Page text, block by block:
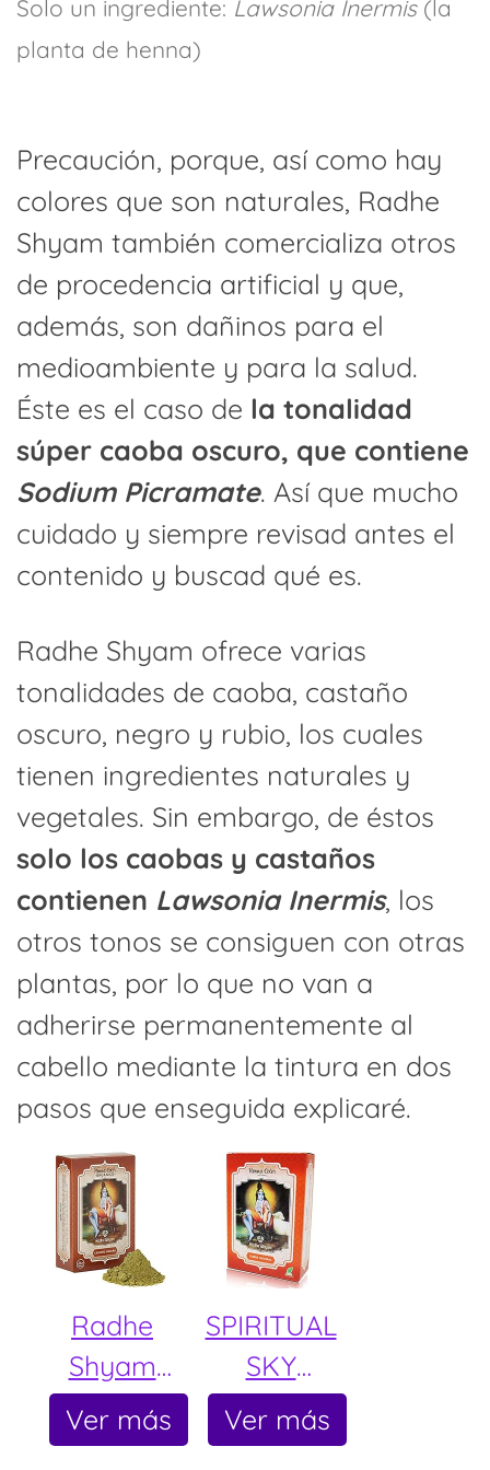
Solo un ingrediente: Lawsonia Inermis(la
planta de henna)
Precaución, porque, así como hay
colores que son naturales, Radhe
Shyam también comercializa otros
de procedencia artificial y que,
además, son dañinos para el
medioambiente y para la salud.
Éste es el caso de la tonalidad
súper caoba oscuro, que contiene
Sodium Picramate. Así que mucho
cuidado y siempre revisad antes el
contenido y buscad qué es.
Radhe Shyam ofrece varias
tonalidades de caoba, castaño
oscuro, negro y rubio, los cuales
tienen ingredientes naturales y
vegetales. Sin embargo, de éstos
solo los caobas y castaños
contienen Lawsonia Inermis, los
otros tonos se consiguen con otras
plantas, por lo que no van a
adherirse permanentemente al
cabello mediante la tintura en dos
pasos que enseguida explicaré.
Radhe
Shyam
Henna
Castaño
Ver más
SPIRITUAL
SKY
HENNA
COBRE
Ver más